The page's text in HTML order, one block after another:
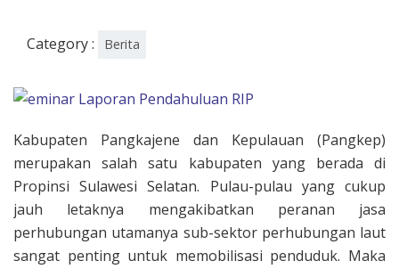
Category : Berita
Kabupaten Pangkajene dan Kepulauan (Pangkep)
merupakan salah satu kabupaten yang berada di
Propinsi Sulawesi Selatan. Pulau-pulau yang cukup
jauh letaknya mengakibatkan peranan jasa
perhubungan utamanya sub-sektor perhubungan laut
sangat penting untuk memobilisasi penduduk. Maka